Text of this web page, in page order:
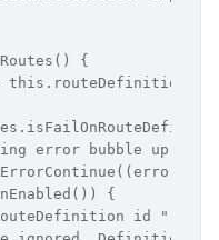
{
error bubble up,
{
id " +